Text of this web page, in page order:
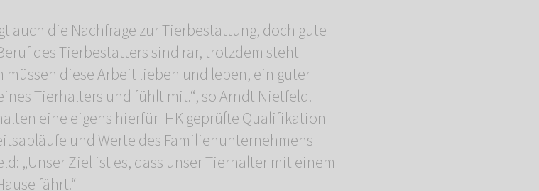
auch die Nachfrage zur Tierbestattung, doch gute
des Tierbestatters sind rar, trotzdem steht
diese Arbeit lieben und leben, ein guter
Tierhalters und fühlt mit.“, so Arndt Nietfeld.
eine eigens hierfür IHK geprüfte Qualifikation
und Werte des Familienunternehmens
„Unser Ziel ist es, dass unser Tierhalter mit einem
fährt.“